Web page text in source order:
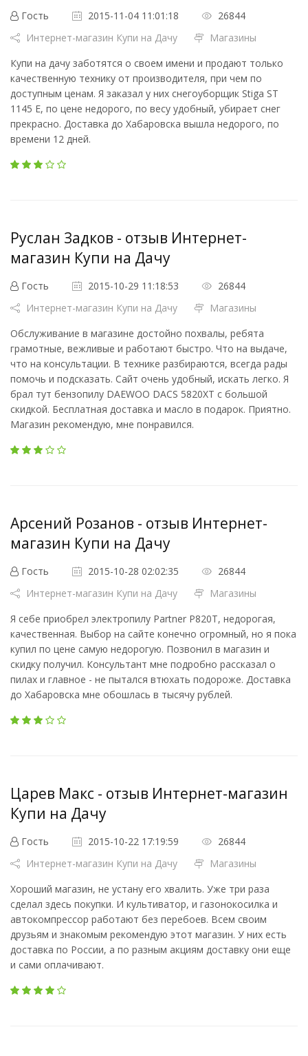
Гость 2015-11-04 11:01:18
26844
Интернет-магазин Купи на Дачу
Магазины
Купи на дачу заботятся о своем имени и продают только
качественную технику от производителя, при чем по
доступным ценам. Я заказал у них снегоуборщик Stiga ST
1145 E, по цене недорого, по весу удобный, убирает снег
прекрасно. Доставка до Хабаровска вышла недорого, по
времени 12 дней.
Руслан Задков - отзыв Интернет-
магазин Купи на Дачу
Гость 2015-10-29 11:18:53
26844
Интернет-магазин Купи на Дачу
Магазины
Обслуживание в магазине достойно похвалы, ребята
грамотные, вежливые и работают быстро. Что на выдаче,
что на консультации. В технике разбираются, всегда рады
помочь и подсказать. Сайт очень удобный, искать легко. Я
брал тут бензопилу DAEWOO DACS 5820XT с большой
скидкой. Бесплатная доставка и масло в подарок. Приятно.
Магазин рекомендую, мне понравился.
Арсений Розанов - отзыв Интернет-
магазин Купи на Дачу
Гость 2015-10-28 02:02:35
26844
Интернет-магазин Купи на Дачу
Магазины
Я себе приобрел электропилу Partner P820T, недорогая,
качественная. Выбор на сайте конечно огромный, но я пока
купил по цене самую недорогую. Позвонил в магазин и
скидку получил. Консультант мне подробно рассказал о
пилах и главное - не пытался втюхать подороже. Доставка
до Хабаровска мне обошлась в тысячу рублей.
Царев Макс - отзыв Интернет-магазин
Купи на Дачу
Гость 2015-10-22 17:19:59
26844
Интернет-магазин Купи на Дачу
Магазины
Хороший магазин, не устану его хвалить. Уже три раза
сделал здесь покупки. И культиватор, и газонокосилка и
автокомпрессор работают без перебоев. Всем своим
друзьям и знакомым рекомендую этот магазин. У них есть
доставка по России, а по разным акциям доставку они еще
и сами оплачивают.